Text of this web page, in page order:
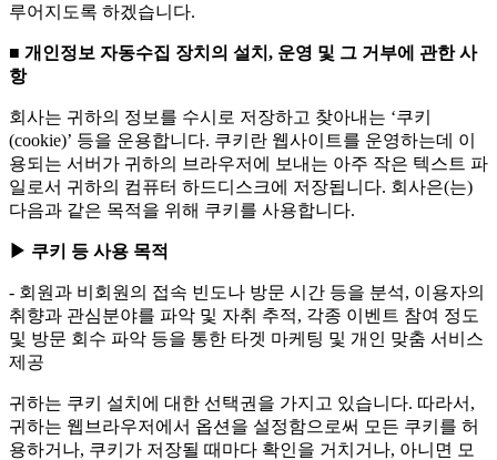
루어지도록 하겠습니다.
■ 개인정보 자동수집 장치의 설치, 운영 및 그 거부에 관한 사
항
회사는 귀하의 정보를 수시로 저장하고 찾아내는 ‘쿠키
(cookie)’ 등을 운용합니다. 쿠키란 웹사이트를 운영하는데 이
용되는 서버가 귀하의 브라우저에 보내는 아주 작은 텍스트 파
일로서 귀하의 컴퓨터 하드디스크에 저장됩니다. 회사은(는)
다음과 같은 목적을 위해 쿠키를 사용합니다.
▶ 쿠키 등 사용 목적
- 회원과 비회원의 접속 빈도나 방문 시간 등을 분석, 이용자의
취향과 관심분야를 파악 및 자취 추적, 각종 이벤트 참여 정도
및 방문 회수 파악 등을 통한 타겟 마케팅 및 개인 맞춤 서비스
제공
귀하는 쿠키 설치에 대한 선택권을 가지고 있습니다. 따라서,
귀하는 웹브라우저에서 옵션을 설정함으로써 모든 쿠키를 허
용하거나, 쿠키가 저장될 때마다 확인을 거치거나, 아니면 모